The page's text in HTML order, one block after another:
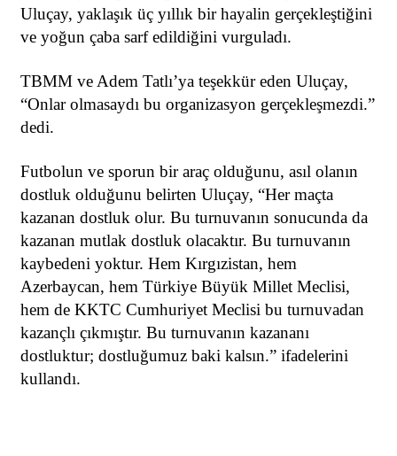
Uluçay, yaklaşık üç yıllık bir hayalin gerçekleştiğini
ve yoğun çaba sarf edildiğini vurguladı.
TBMM ve Adem Tatlı’ya teşekkür eden Uluçay,
“Onlar olmasaydı bu organizasyon gerçekleşmezdi.”
dedi.
Futbolun ve sporun bir araç olduğunu, asıl olanın
dostluk olduğunu belirten Uluçay, “Her maçta
kazanan dostluk olur. Bu turnuvanın sonucunda da
kazanan mutlak dostluk olacaktır. Bu turnuvanın
kaybedeni yoktur. Hem Kırgızistan, hem
Azerbaycan, hem Türkiye Büyük Millet Meclisi,
hem de KKTC Cumhuriyet Meclisi bu turnuvadan
kazançlı çıkmıştır. Bu turnuvanın kazananı
dostluktur; dostluğumuz baki kalsın.” ifadelerini
kullandı.